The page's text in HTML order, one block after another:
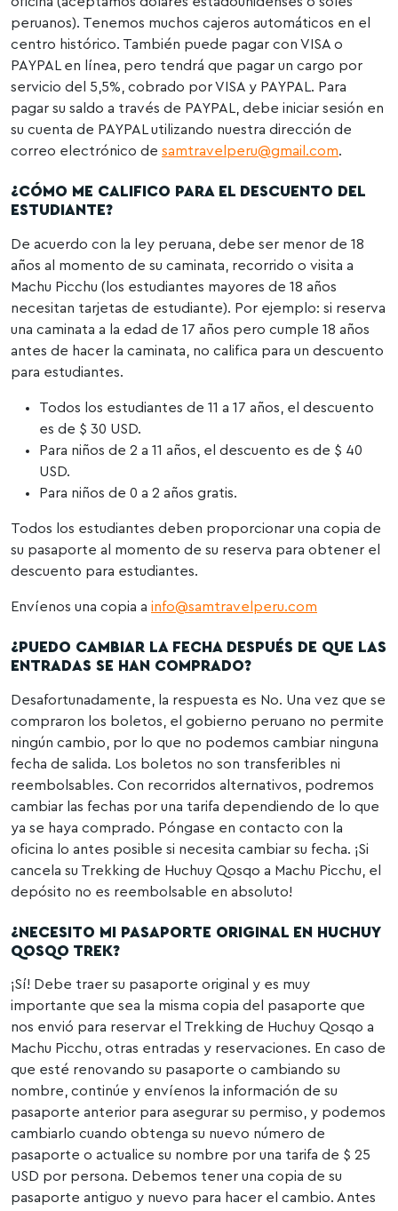
peruanos). Tenemos muchos cajeros automáticos en el
centro histórico. También puede pagar con VISA o
PAYPAL en línea, pero tendrá que pagar un cargo por
servicio del 5,5%, cobrado por VISA y PAYPAL. Para
pagar su saldo a través de PAYPAL, debe iniciar sesión en
su cuenta de PAYPAL utilizando nuestra dirección de
correo electrónico de samtravelperu@gmail.com.
¿CÓMO ME CALIFICO PARA EL DESCUENTO DEL
ESTUDIANTE?
De acuerdo con la ley peruana, debe ser menor de 18
años al momento de su caminata, recorrido o visita a
Machu Picchu (los estudiantes mayores de 18 años
necesitan tarjetas de estudiante). Por ejemplo: si reserva
una caminata a la edad de 17 años pero cumple 18 años
antes de hacer la caminata, no califica para un descuento
para estudiantes.
Todos los estudiantes de 11 a 17 años, el descuento
es de $ 30 USD.
Para niños de 2 a 11 años, el descuento es de $ 40
USD.
Para niños de 0 a 2 años gratis.
Todos los estudiantes deben proporcionar una copia de
su pasaporte al momento de su reserva para obtener el
descuento para estudiantes.
Envíenos una copia a info@samtravelperu.com
¿PUEDO CAMBIAR LA FECHA DESPUÉS DE QUE LAS
ENTRADAS SE HAN COMPRADO?
Desafortunadamente, la respuesta es No. Una vez que se
compraron los boletos, el gobierno peruano no permite
ningún cambio, por lo que no podemos cambiar ninguna
fecha de salida. Los boletos no son transferibles ni
reembolsables. Con recorridos alternativos, podremos
cambiar las fechas por una tarifa dependiendo de lo que
ya se haya comprado. Póngase en contacto con la
oficina lo antes posible si necesita cambiar su fecha. ¡Si
cancela su Trekking de Huchuy Qosqo a Machu Picchu, el
depósito no es reembolsable en absoluto!
¿NECESITO MI PASAPORTE ORIGINAL EN HUCHUY
QOSQO TREK?
¡Sí! Debe traer su pasaporte original y es muy
importante que sea la misma copia del pasaporte que
nos envió para reservar el Trekking de Huchuy Qosqo a
Machu Picchu, otras entradas y reservaciones. En caso de
que esté renovando su pasaporte o cambiando su
nombre, continúe y envíenos la información de su
pasaporte anterior para asegurar su permiso, y podemos
cambiarlo cuando obtenga su nuevo número de
pasaporte o actualice su nombre por una tarifa de $ 25
USD por persona. Debemos tener una copia de su
pasaporte antiguo y nuevo para hacer el cambio. Antes